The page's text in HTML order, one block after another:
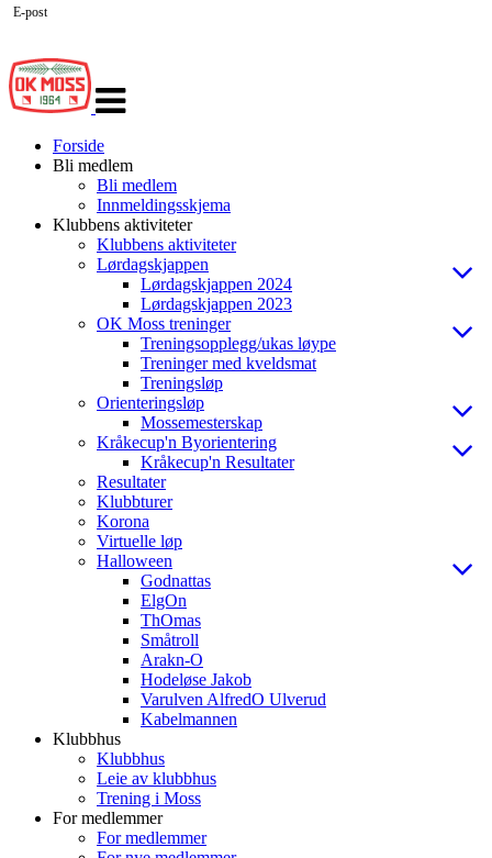
navigasjon
Forside
Bli medlem
Bli medlem
Innmeldingsskjema
Klubbens aktiviteter
Klubbens aktiviteter
Lørdagskjappen
Lørdagskjappen 2024
Lørdagskjappen 2023
OK Moss treninger
Treningsopplegg/ukas løype
Treninger med kveldsmat
Treningsløp
Orienteringsløp
Mossemesterskap
Kråkecup'n Byorientering
Kråkecup'n Resultater
Resultater
Klubbturer
Korona
Virtuelle løp
Halloween
Godnattas
ElgOn
ThOmas
Småtroll
Arakn-O
Hodeløse Jakob
Varulven AlfredO Ulverud
Kabelmannen
Klubbhus
Klubbhus
Leie av klubbhus
Trening i Moss
For medlemmer
For medlemmer
E-post